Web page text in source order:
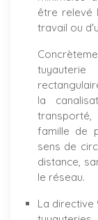
être relevé
travail ou
la
famille de
sens de
distance,
le réseau.
La directive